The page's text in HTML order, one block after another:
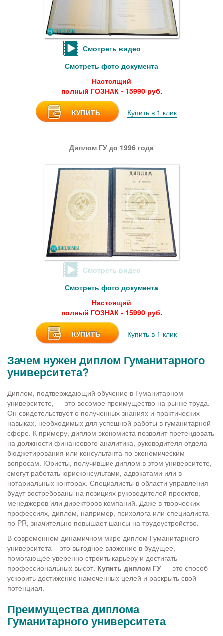
Смотреть видео
Смотреть фото документа
Настоящий
полный ГОЗНАК - 15990 руб.
КУПИТЬ Купить в 1 клик
Диплом ГУ до 1996 года
Смотреть видео
Смотреть фото документа
Настоящий
полный ГОЗНАК - 15990 руб.
КУПИТЬ Купить в 1 клик
Зачем нужен диплом Гуманитарного
университета?
Диплом, подтверждающий обучение в Гуманитарном
университете, — это весомое преимущество на рынке труда.
Он свидетельствует о полученных знаниях и практических
навыках, необходимых для успешной работы в гуманитарной
сфере. К примеру, диплом экономиста позволит претендовать
на должности финансового аналитика, руководителя отдела
бюджетирования или консультанта по экономическим
вопросам. Юристы, получившие диплом в этом университете,
смогут работать юрисконсультами, адвокатами или в
нотариальных конторах. Специалисты в области управления
будут востребованы на позициях руководителей проектов,
менеджеров или директоров компаний. Даже в творческих
профессиях, диплом, например, психолога или специалиста
по PR, значительно повышает шансы на трудоустройство.
В современном динамичном мире диплом Гуманитарного
университета – это выгодное вложение в будущее,
помогающее уверенно строить карьеру и достигать
профессиональных высот. Купить диплом ГУ — это способ
ускорить достижение намеченных целей и раскрыть свой
потенциал.
Преимущества диплома
Гуманитарного университета